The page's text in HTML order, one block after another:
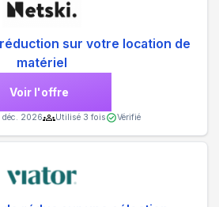
sur votre location de
matériel
Voir l'offre
déc. 2026 Utilisé 3 fois Vérifié